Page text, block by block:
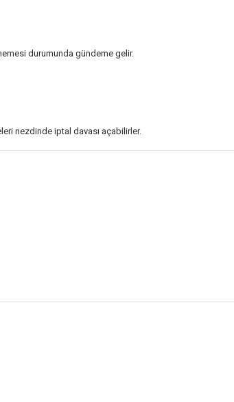
durumunda gündeme gelir.
nezdinde iptal davası açabilirler.